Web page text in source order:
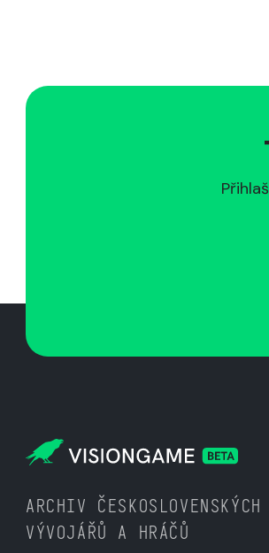
ARCHIV ČESKOSLOVENSKÝCH
VÝVOJÁŘŮ A HRÁČŮ